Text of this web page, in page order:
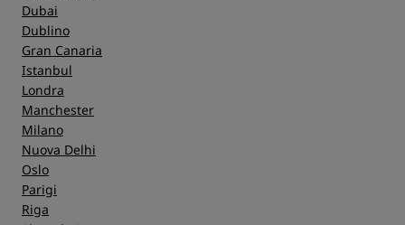
Dubai
Dublino
Gran Canaria
Istanbul
Londra
Manchester
Milano
Nuova Delhi
Oslo
Parigi
Riga